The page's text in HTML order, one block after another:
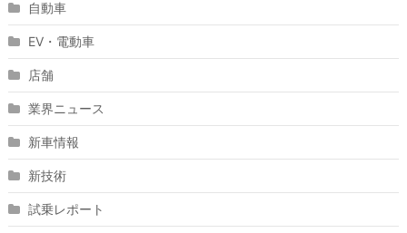
自動車
EV・電動車
店舗
業界ニュース
新車情報
新技術
試乗レポート